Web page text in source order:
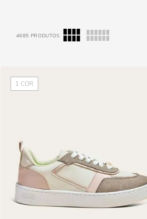
4685 PRODUTOS
1 COR